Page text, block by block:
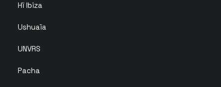
Hï Ibiza
Ushuaïa
UNVRS
Pacha